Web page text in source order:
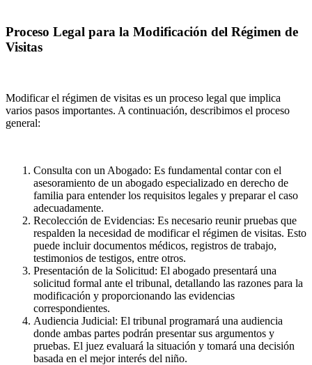
Proceso Legal para la Modificación del Régimen de
Visitas
Modificar el régimen de visitas es un proceso legal que implica
varios pasos importantes. A continuación, describimos el proceso
general:
Consulta con un Abogado: Es fundamental contar con el
asesoramiento de un abogado especializado en derecho de
familia para entender los requisitos legales y preparar el caso
adecuadamente.
Recolección de Evidencias: Es necesario reunir pruebas que
respalden la necesidad de modificar el régimen de visitas. Esto
puede incluir documentos médicos, registros de trabajo,
testimonios de testigos, entre otros.
Presentación de la Solicitud: El abogado presentará una
solicitud formal ante el tribunal, detallando las razones para la
modificación y proporcionando las evidencias
correspondientes.
Audiencia Judicial: El tribunal programará una audiencia
donde ambas partes podrán presentar sus argumentos y
pruebas. El juez evaluará la situación y tomará una decisión
basada en el mejor interés del niño.